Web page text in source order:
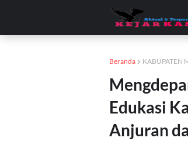
Beranda KABUPATEN
Edukasi
Anjuran